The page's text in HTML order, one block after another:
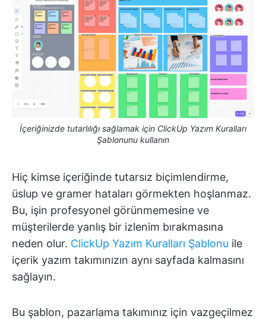
İçeriğinizde tutarlılığı sağlamak için ClickUp Yazım Kuralları
Şablonunu kullanın
Hiç kimse içeriğinde tutarsız biçimlendirme,
üslup ve gramer hataları görmekten hoşlanmaz.
Bu, işin profesyonel görünmemesine ve
müşterilerde yanlış bir izlenim bırakmasına
neden olur. ClickUp Yazım Kuralları Şablonu ile
içerik yazım takımınızın aynı sayfada kalmasını
sağlayın.
Bu şablon, pazarlama takımınız için vazgeçilmez